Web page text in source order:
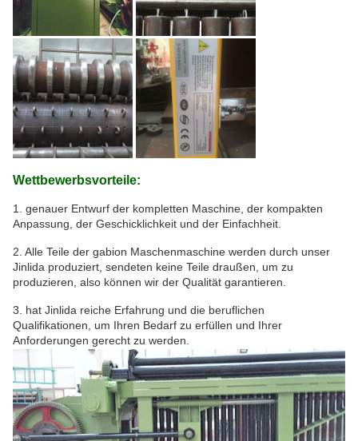
Wettbewerbsvorteile:
1. genauer Entwurf der kompletten Maschine, der kompakten
Anpassung, der Geschicklichkeit und der Einfachheit.
2. Alle Teile der gabion Maschenmaschine werden durch unser
Jinlida produziert, sendeten keine Teile draußen, um zu
produzieren, also können wir der Qualität garantieren.
3. hat Jinlida reiche Erfahrung und die beruflichen
Qualifikationen, um Ihren Bedarf zu erfüllen und Ihrer
Anforderungen gerecht zu werden.